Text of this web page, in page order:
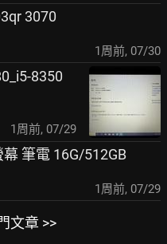
3070
1周前, 07/30
8350
1周前, 07/29
筆電 16G/512GB
1周前, 07/29
文章 >>